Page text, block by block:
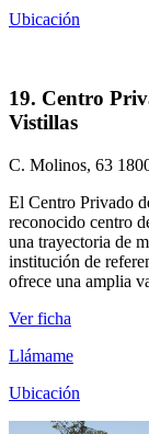
Ubicación
19. Centro
Vistillas
C. Molinos, 63
El Centro Privado
reconocido centro
una trayectoria de
institución de
ofrece una amplia
Ver ficha
Llámame
Ubicación